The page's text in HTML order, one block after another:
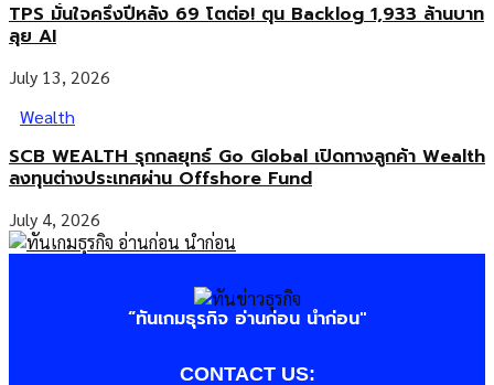
TPS มั่นใจครึ่งปีหลัง 69 โตต่อ! ตุน Backlog 1,933 ล้านบาท
ลุย AI
July 13, 2026
Wealth
SCB WEALTH รุกกลยุทธ์ Go Global เปิดทางลูกค้า Wealth
ลงทุนต่างประเทศผ่าน Offshore Fund
July 4, 2026
“ทันเกมธุรกิจ อ่านก่อน นำก่อน"
CONTACT US: